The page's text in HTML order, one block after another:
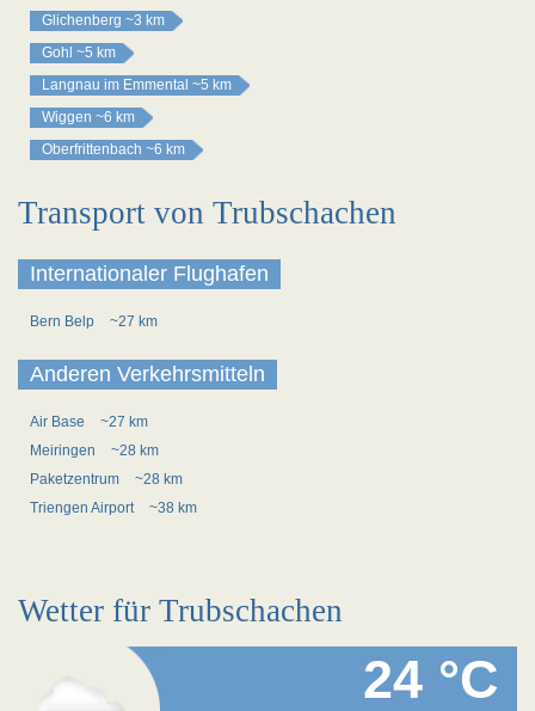
Glichenberg ~3 km
Gohl ~5 km
Langnau im Emmental ~5 km
Wiggen ~6 km
Oberfrittenbach ~6 km
Transport von Trubschachen
Internationaler Flughafen
Bern Belp ~27 km
Anderen Verkehrsmitteln
Air Base
~27 km
Meiringen
~28 km
Paketzentrum
~28 km
Triengen Airport
~38 km
Wetter für Trubschachen
24 °C